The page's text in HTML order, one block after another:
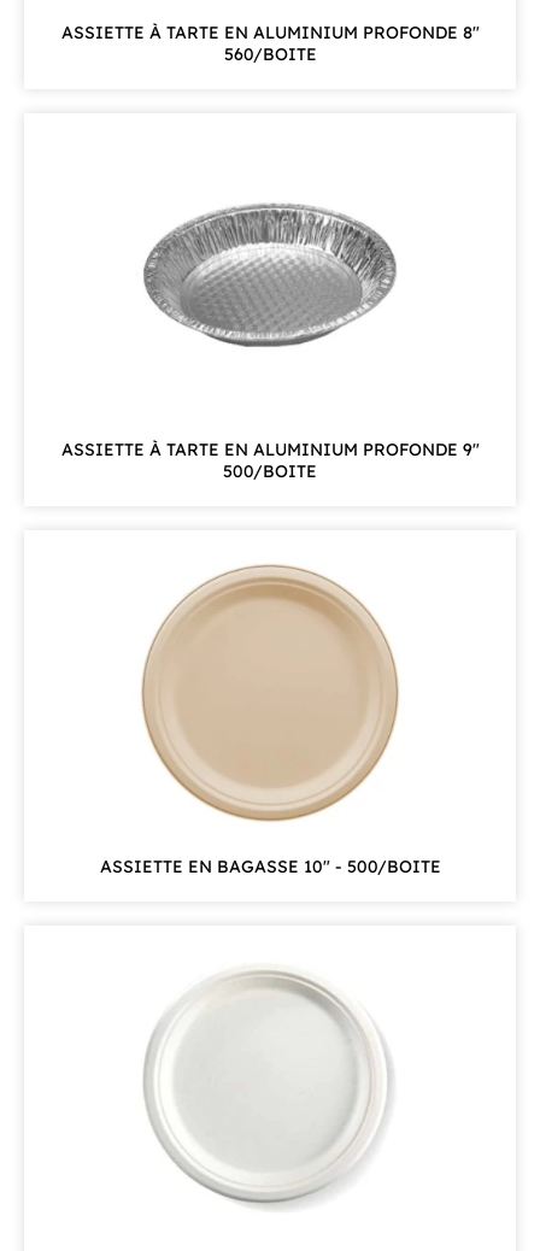
ASSIETTE À TARTE EN ALUMINIUM PROFONDE 8"
560/BOITE
ASSIETTE À TARTE EN ALUMINIUM PROFONDE 9"
500/BOITE
ASSIETTE EN BAGASSE 10" - 500/BOITE